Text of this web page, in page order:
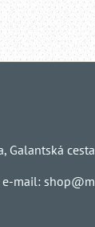
Galantská
e-mail: